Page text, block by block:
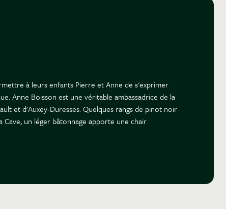
à leurs enfants Pierre et Anne de s'exprimer
Anne Boisson est une véritable ambassadrice de la
et d'Auxey-Duresses. Quelques rangs de pinot noir
un léger bâtonnage apporte une chair